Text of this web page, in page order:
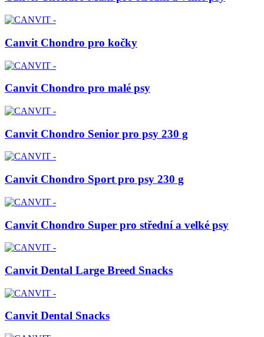
Canvit Chondro pro kočky
Canvit Chondro pro malé psy
Canvit Chondro Senior pro psy 230 g
Canvit Chondro Sport pro psy 230 g
Canvit Chondro Super pro střední a velké psy
Canvit Dental Large Breed Snacks
Canvit Dental Snacks